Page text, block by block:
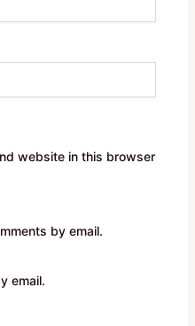
website in this browser
by email.
email.